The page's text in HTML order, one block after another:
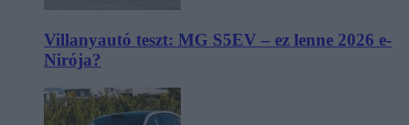
Villanyautó teszt: MG S5EV – ez lenne 2026 e-
Nirója?